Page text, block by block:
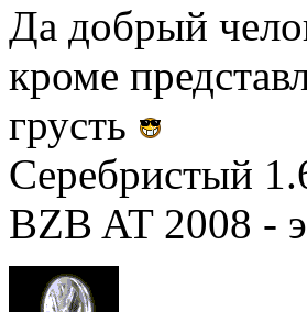
Да добрый
кроме
грусть
Серебристый
BZB AT 2008 -